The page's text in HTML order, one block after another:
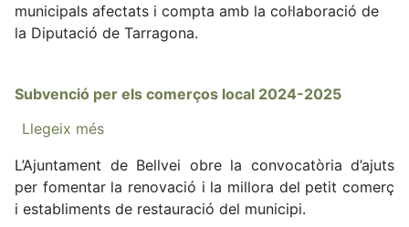
municipals afectats i compta amb la col·laboració de
la Diputació de Tarragona.
Subvenció per els comerços local 2024-2025
Llegeix més
per
els
comerços
L’Ajuntament de Bellvei obre la convocatòria d’ajuts
per fomentar la renovació i la millora del petit comerç
i establiments de restauració del municipi.